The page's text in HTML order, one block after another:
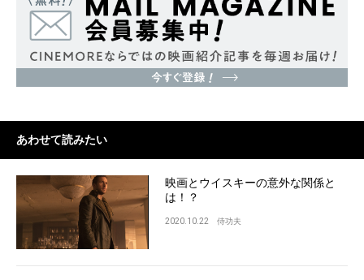
あわせて読みたい
映画とウイスキーの意外な関係と
は！？
2020.10.22 侍功夫